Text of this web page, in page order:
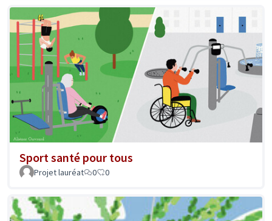
Sport santé pour tous
Projet lauréat 0 0